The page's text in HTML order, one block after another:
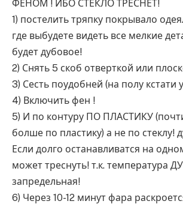
ФЕНОМ ! ИБО СТЕКЛО ТРЕСНЕТ!
1) постелить тряпку покрывало
где выбудете видеть все мелкие
будет дубовое!
2) Снять 5 скоб отверткой или
3) Сесть поудобней (на полу кстати
4) Включить фен !
5) И по контуру ПО ПЛАСТИКУ
болше по пластику) а не по стеклу!
Если долго останавливатся на
может треснуть! т.к. температура
запредельная!
6) Через 10-12 минут фара